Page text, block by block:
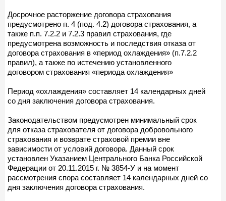
Досрочное расторжение договора страхования
предусмотрено п. 4 (под. 4.2) договора страхования, а
также п.п. 7.2.2 и 7.2.3 правил страхования, где
предусмотрена возможность и последствия отказа от
договора страхования в «период охлаждения» (п.7.2.2
правил), а также по истечению установленного
договором страхования «периода охлаждения»
Период «охлаждения» составляет 14 календарных дней
со дня заключения договора страхования.
Законодательством предусмотрен минимальный срок
для отказа страхователя от договора добровольного
страхования и возврате страховой премии вне
зависимости от условий договора. Данный срок
установлен Указанием Центрального Банка Российской
Федерации от 20.11.2015 г. № 3854-У и на момент
рассмотрения спора составляет 14 календарных дней со
дня заключения договора страхования.